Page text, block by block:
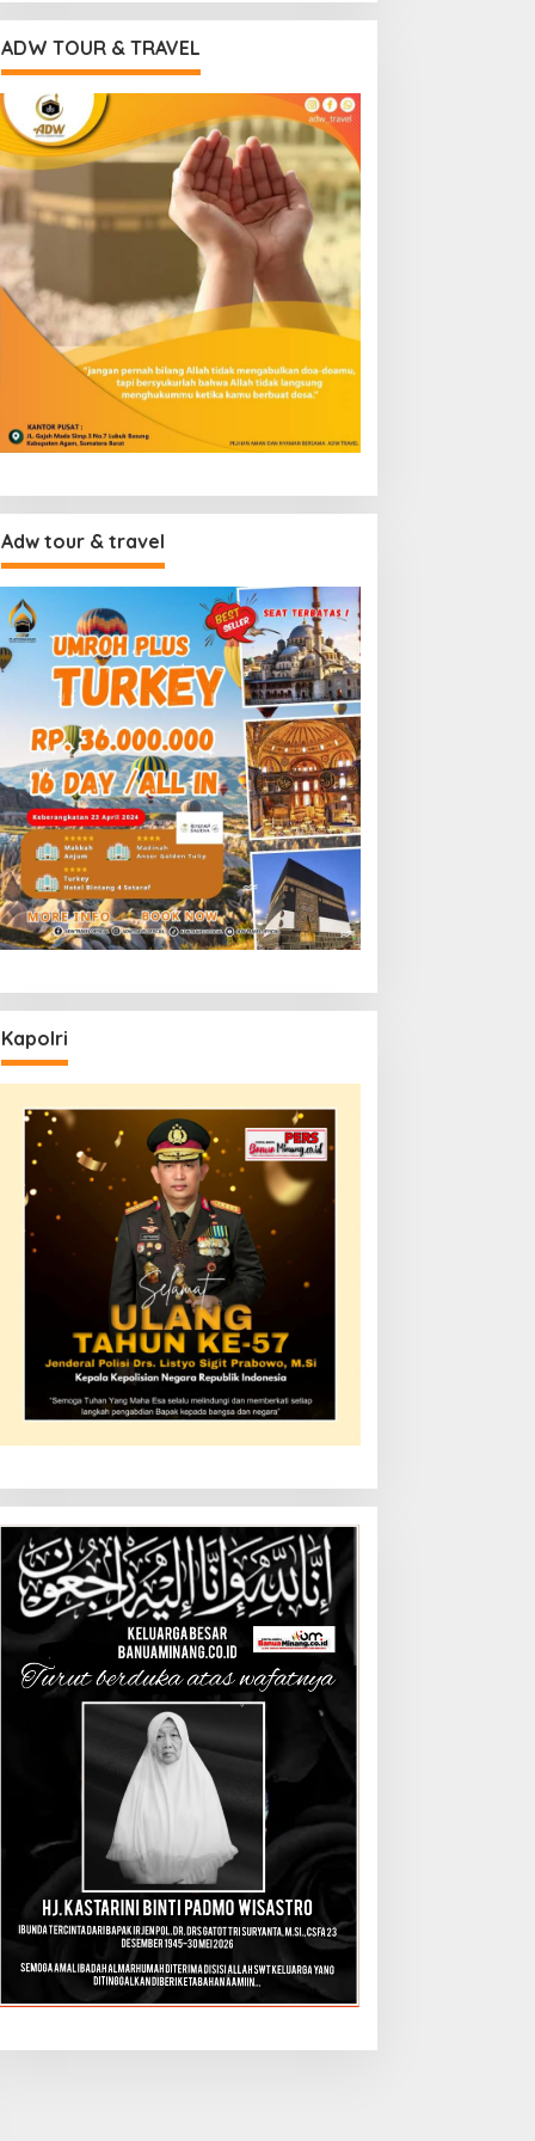
ADW TOUR & TRAVEL
Adw tour & travel
Kapolri